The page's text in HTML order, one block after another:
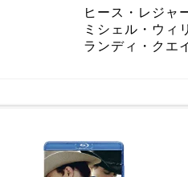
ヒース・レジャ
ミシェル・ウィ
ランディ・クエ